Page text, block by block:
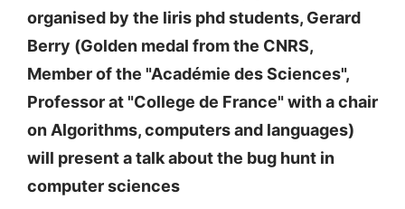
organised by the liris phd students, Gerard
Berry (Golden medal from the CNRS,
Member of the "Académie des Sciences",
Professor at "College de France" with a chair
on Algorithms, computers and languages)
will present a talk about the bug hunt in
computer sciences